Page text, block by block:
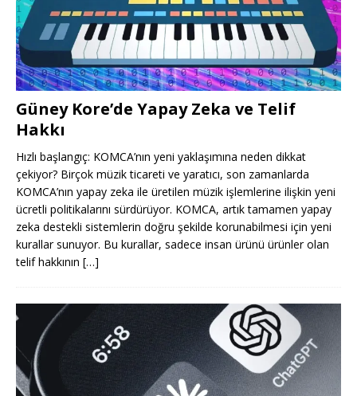
Güney Kore’de Yapay Zeka ve Telif
Hakkı
Hızlı başlangıç: KOMCA’nın yeni yaklaşımına neden dikkat
çekiyor? Birçok müzik ticareti ve yaratıcı, son zamanlarda
KOMCA’nın yapay zeka ile üretilen müzik işlemlerine ilişkin yeni
ücretli politikalarını sürdürüyor. KOMCA, artık tamamen yapay
zeka destekli sistemlerin doğru şekilde korunabilmesi için yeni
kurallar sunuyor. Bu kurallar, sadece insan ürünü ürünler olan
telif hakkının […]